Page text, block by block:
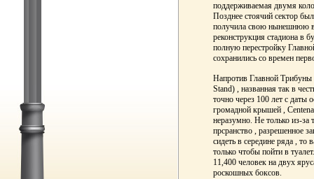
поддерживаемая двумя
Позднее стоячий сектор
получила свою нынешнюю
реконструкция стадиона в
полную перестройку
сохранились со времен
Напротив Главной Трибуны
Stand) , названная так в
точно через 100 лет с даты
громадной крышей ,
неразумно. Не только из-за
прсранство , разрешенное
сидеть в середине ряда , то
только чтобы пойти в
11,400 человек на двух
роскошных боксов.